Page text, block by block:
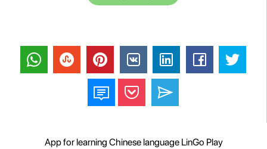
App for learning Chinese language LinGo Play